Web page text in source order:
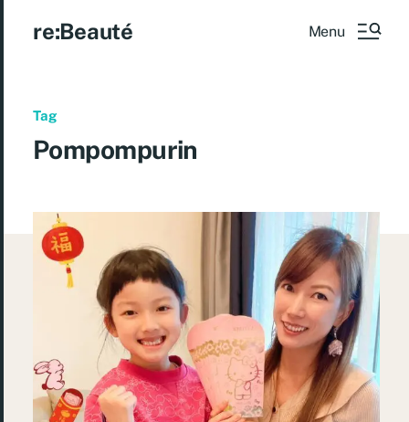
re:Beauté Menu
Tag
Pompompurin